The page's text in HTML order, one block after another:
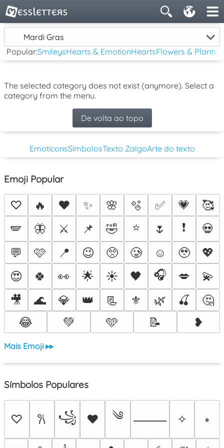
Mardi Gras
Popular:SmileysHearts & EmotionHeartsFlowers & Plants
The selected category does not exist (anymore). Select a
category from the menu.
De volta ao topo
EmoticonsSímbolosTexto ZalgoArte do texto
Emoji Popular
♡ 🔥 ❤️ ✨ 🌸 🫧 ✅ 💗
🥰
🪽
🦋 ⚔️ 📌 🤣 ⭐ 🌷 ❗
💀
💬
🩷 📍 😉 🥺 🥲 ☺️ 🥹
💖
😍
🍀 👀 🌟 ☀️ 🖤 🎧 💋
💫
🎥
🌊 💎 👑 📃 ⚜️ 🌿 🍒
🤔
😂
💚 🩵 📝 ❥
Mais Emoji ▸▸
Símbolos Populares
♡ 𐙚 ꧁ ♥ ༄ ⸻ ✧ ⭒